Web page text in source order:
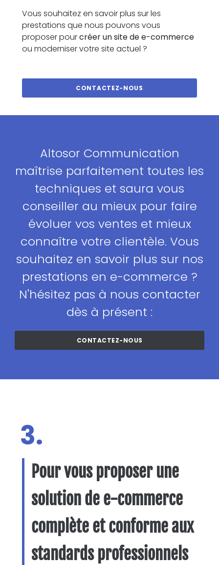
Vous souhaitez en savoir plus sur les
prestations que nous pouvons vous
proposer pourcréer un site de e-commerce
ou moderniser votre site actuel ?
CONTACTEZ-NOUS
Altosor Communication
maîtrise parfaitement toutes les
techniques et saura vous
conseiller au mieux pour faire
évoluer vos ventes et mieux
connaître votre clientèle. Vous
souhaitez en savoir plus sur nos
prestations en e-commerce ?
N'hésitez pas à nous contacter
dès à présent :
CONTACTEZ-NOUS
3.
Pour vous proposer une
solution de e-commerce
complète et conforme aux
standards professionnels